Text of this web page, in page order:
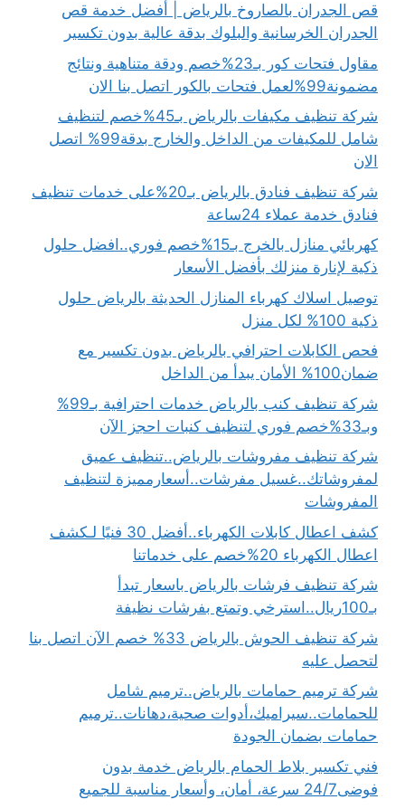
قص الجدران بالصاروخ بالرياض | أفضل خدمة قص
الجدران الخرسانية والبلوك بدقة عالية بدون تكسير
مقاول فتحات كور بـ23%خصم ودقة متناهية ونتائج
مضمونة99%لعمل فتحات بالكور اتصل بنا الان
شركة تنظيف مكيفات بالرياض بـ45%خصم لتنظيف
شامل للمكيفات من الداخل والخارج بدقة99% اتصل
الان
شركة تنظيف فنادق بالرياض بـ20%على خدمات تنظيف
فنادق خدمة عملاء 24ساعة
كهربائي منازل بالخرج بـ15%خصم فوري..افضل حلول
ذكية لإنارة منزلك بأفضل الأسعار
توصيل اسلاك كهرباء المنازل الحديثة بالرياض حلول
ذكية 100% لكل منزل
فحص الكابلات احترافي بالرياض بدون تكسير مع
ضمان100% الأمان يبدأ من الداخل
شركة تنظيف كنب بالرياض خدمات احترافية بـ99%
وبـ33%خصم فوري لتنظيف كنبات احجز الآن
شركة تنظيف مفروشات بالرياض..تنظيف عميق
لمفروشاتك..غسيل مفرشات..أسعارمميزة لتنظيف
المفروشات
كشف اعطال كابلات الكهرباء..أفضل 30 فنيًا لـكشف
اعطال الكهرباء 20%خصم على خدماتنا
شركة تنظيف فرشات بالرياض باسعار تبدأ
بـ100ريال..استرخي وتمتع بفرشات نظيفة
شركة تنظيف الحوش بالرياض 33% خصم الآن اتصل بنا
لتحصل عليه
شركة ترميم حمامات بالرياض..ترميم شامل
للحمامات..سيراميك،أدوات صحية،دهانات..ترميم
حمامات بضمان الجودة
فني تكسير بلاط الحمام بالرياض خدمة بدون
فوضى24/7 سرعة، أمان، وأسعار مناسبة للجميع